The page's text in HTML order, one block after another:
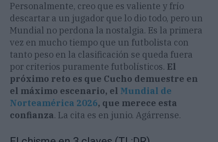
Personalmente, creo que es valiente y frío
descartar a un jugador que lo dio todo, pero un
Mundial no perdona la nostalgia. Es la primera
vez en mucho tiempo que un futbolista con
tanto peso en la clasificación se queda fuera
por criterios puramente futbolísticos. El
próximo reto es que Cucho demuestre en
el máximo escenario, el Mundial de
Norteamérica 2026, que merece esta
confianza. La cita es en junio. Agárrense.